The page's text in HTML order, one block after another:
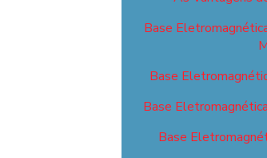
Base
Base
Base
Base